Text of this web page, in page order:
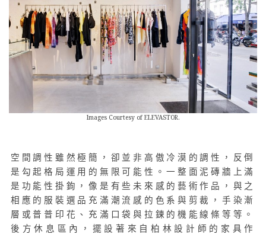
Images Courtesy of ELEVASTOR.
空間調性雖然極簡，卻並非高傲冷漠的調性，反倒
是勾起格局運用的無限可能性。一整面泥磚牆上滿
是功能性掛鉤，像是有些未來感的藝術作品，與之
相應的服裝選品充滿潮流感的色系與剪裁，手染漸
層或普普印花、充滿口袋與拉鍊的機能線條等等。
後方休息區內，擺設著來自柏林設計師的家具作